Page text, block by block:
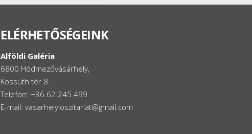
ELÉRHETŐSÉGEINK
Alföldi Galéria
6800 Hódmezővásárhely,
Kossuth tér 8.
Telefon: +36 62 245 499
E-mail: vasarhelyioszitarlat@gmail.com